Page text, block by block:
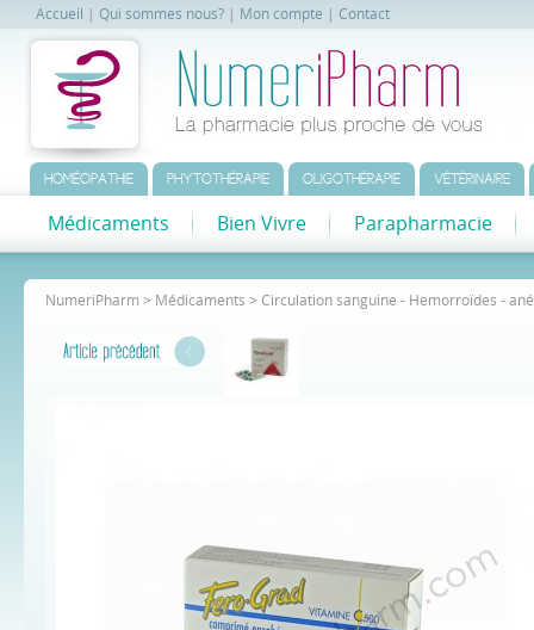
Accueil Qui sommes nous? Mon compte Contact
HOMÉOPATHIE PHYTOTHÉRAPIE OLIGOTHÉRAPIE VÉTÉRINAIRE
Médicaments Bien Vivre Parapharmacie
NumeriPharm > Médicaments > Circulation sanguine - Hemorroïdes -